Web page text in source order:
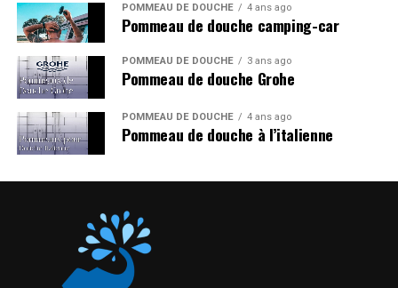
POMMEAU DE DOUCHE 4 ans ago
Pommeau de douche camping-car
POMMEAU DE DOUCHE 3 ans ago
Pommeau de douche Grohe
POMMEAU DE DOUCHE 4 ans ago
Pommeau de douche à l’italienne